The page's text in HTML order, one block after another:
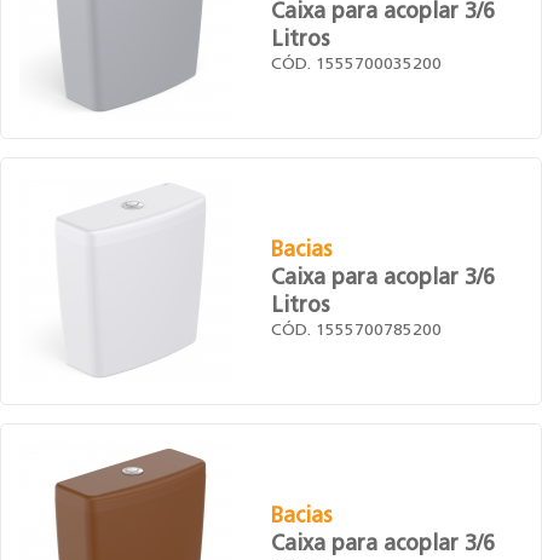
Caixa para acoplar 3/6
Litros
CÓD. 1555700035200
Bacias
Caixa para acoplar 3/6
Litros
CÓD. 1555700785200
Bacias
Caixa para acoplar 3/6